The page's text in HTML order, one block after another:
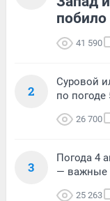
41 590
2
Суровой
по
26 700
3
Погода 4
— важные
25 263